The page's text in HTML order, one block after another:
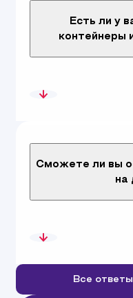
Есть ли у
контейнеры
Сможете ли вы
на
Все